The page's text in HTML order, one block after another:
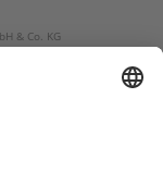
& Co. KG